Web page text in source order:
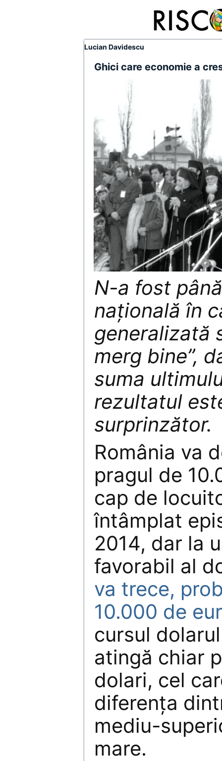
Lucian Davidescu
Ghici care economie a
N-a fost
națională în
generalizată
merg bine”,
suma
rezultatul
surprinzător.
România va
pragul de
cap de
întâmplat
2014, dar la
favorabil al
va trece,
10.000 de
cursul
atingă chiar
dolari, cel
diferența
mediu-
mare.